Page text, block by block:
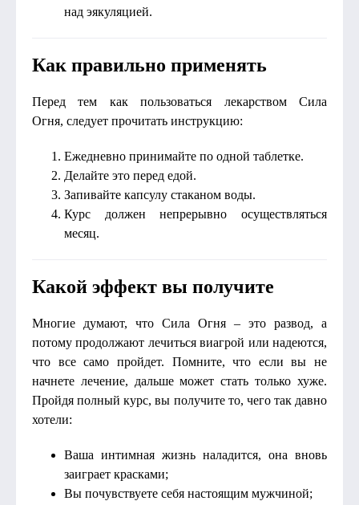
над эякуляцией.
Как правильно применять
Перед тем как пользоваться лекарством Сила
Огня, следует прочитать инструкцию:
Ежедневно принимайте по одной таблетке.
Делайте это перед едой.
Запивайте капсулу стаканом воды.
Курс должен непрерывно осуществляться
месяц.
Какой эффект вы получите
Многие думают, что Сила Огня – это развод, а
потому продолжают лечиться виагрой или надеются,
что все само пройдет. Помните, что если вы не
начнете лечение, дальше может стать только хуже.
Пройдя полный курс, вы получите то, чего так давно
хотели:
Ваша интимная жизнь наладится, она вновь
заиграет красками;
Вы почувствуете себя настоящим мужчиной;